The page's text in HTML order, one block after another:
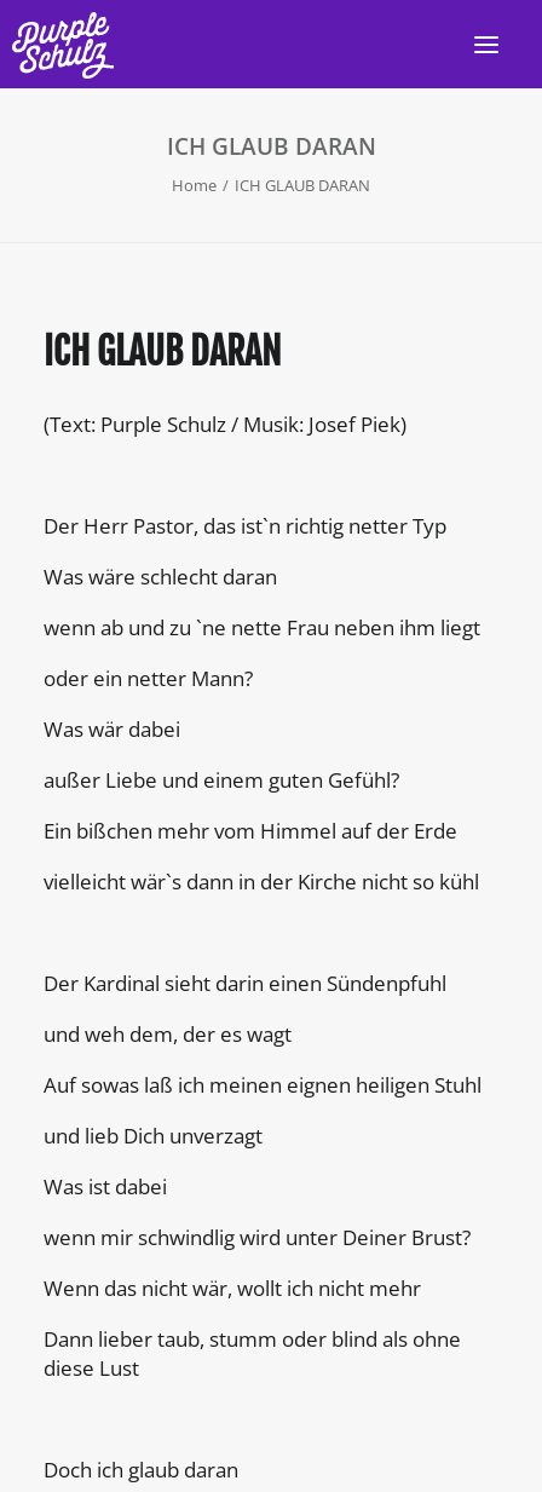
DISKOGRAFIE
ICH GLAUB DARAN
Home ICH GLAUB DARAN
ICH GLAUB DARAN
(Text: Purple Schulz / Musik: Josef Piek)
Der Herr Pastor, das ist`n richtig netter Typ
Was wäre schlecht daran
wenn ab und zu `ne nette Frau neben ihm liegt
oder ein netter Mann?
Was wär dabei
außer Liebe und einem guten Gefühl?
Ein bißchen mehr vom Himmel auf der Erde
vielleicht wär`s dann in der Kirche nicht so kühl
Der Kardinal sieht darin einen Sündenpfuhl
und weh dem, der es wagt
Auf sowas laß ich meinen eignen heiligen Stuhl
und lieb Dich unverzagt
Was ist dabei
wenn mir schwindlig wird unter Deiner Brust?
Wenn das nicht wär, wollt ich nicht mehr
Dann lieber taub, stumm oder blind als ohne
diese Lust
Doch ich glaub daran